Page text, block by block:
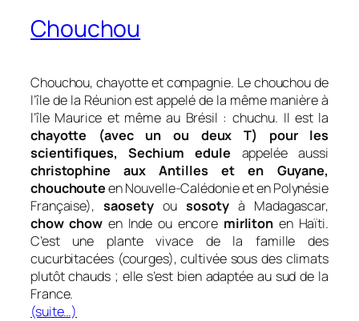
Chouchou
Chouchou, chayotte et compagnie. Le chouchou de
l’île de la Réunion est appelé de la même manière à
l’île Maurice et même au Brésil : chuchu. Il est la
chayotte (avec un ou deux T) pour les
scientifiques, Sechium edule appelée aussi
christophine aux Antilles et en Guyane,
chouchouteen Nouvelle-Calédonie et en Polynésie
Française),saosetyousosotyà Madagascar,
chow chow en Inde ou encore mirliton en Haïti.
C’est une plante vivace de la famille des
cucurbitacées (courges), cultivée sous des climats
plutôt chauds ; elle s’est bien adaptée au sud de la
France.
(suite…)